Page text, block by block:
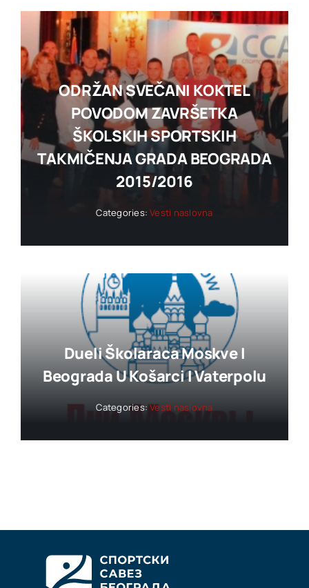
ODRŽAN SVEČANI KOKTEL
POVODOM ZAVRŠETKA
ŠKOLSKIH SPORTSKIH
TAKMIČENJA GRADA BEOGRADA
2015/2016
Categories:Vesti naslovna
Dueli Školaraca Moskve I
Beograda U Košarci I Vaterpolu
Categories:Vesti naslovna